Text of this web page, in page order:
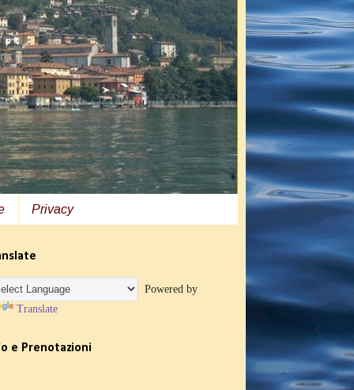
Privacy
Powered by
Translate
e Prenotazioni